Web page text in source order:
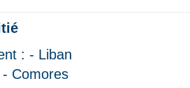
: - Liban
Comores